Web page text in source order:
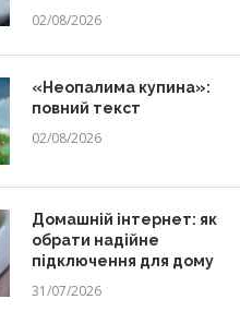
02/08/2026
«Неопалима купина»:
повний текст
02/08/2026
Домашній інтернет: як
обрати надійне
підключення для дому
31/07/2026